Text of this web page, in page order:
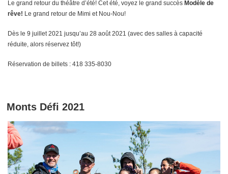
Le grand retour du théâtre d’été! Cet été, voyez le grand succès Modèle de
rêve! Le grand retour de Mimi et Nou-Nou!
Dès le 9 juillet 2021 jusqu’au 28 août 2021 (avec des salles à capacité
réduite, alors réservez tôt!)
Réservation de billets : 418 335-8030
Monts Défi 2021